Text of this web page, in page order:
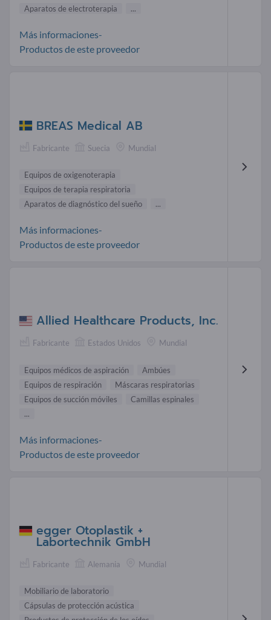
Aparatos de electroterapia
...
Más informaciones-
Productos de este proveedor
BREAS Medical AB
Fabricante Suecia Mundial
Equipos de oxigenoterapia
Equipos de terapia respiratoria
Aparatos de diagnóstico del sueño
...
Más informaciones-
Productos de este proveedor
Allied Healthcare Products, Inc.
Fabricante Estados Unidos Mundial
Equipos médicos de aspiración
Ambúes
Equipos de respiración
Máscaras respiratorias
Equipos de succión móviles
Camillas espinales
...
Más informaciones-
Productos de este proveedor
egger Otoplastik +
Labortechnik GmbH
Fabricante Alemania Mundial
Mobiliario de laboratorio
Cápsulas de protección acústica